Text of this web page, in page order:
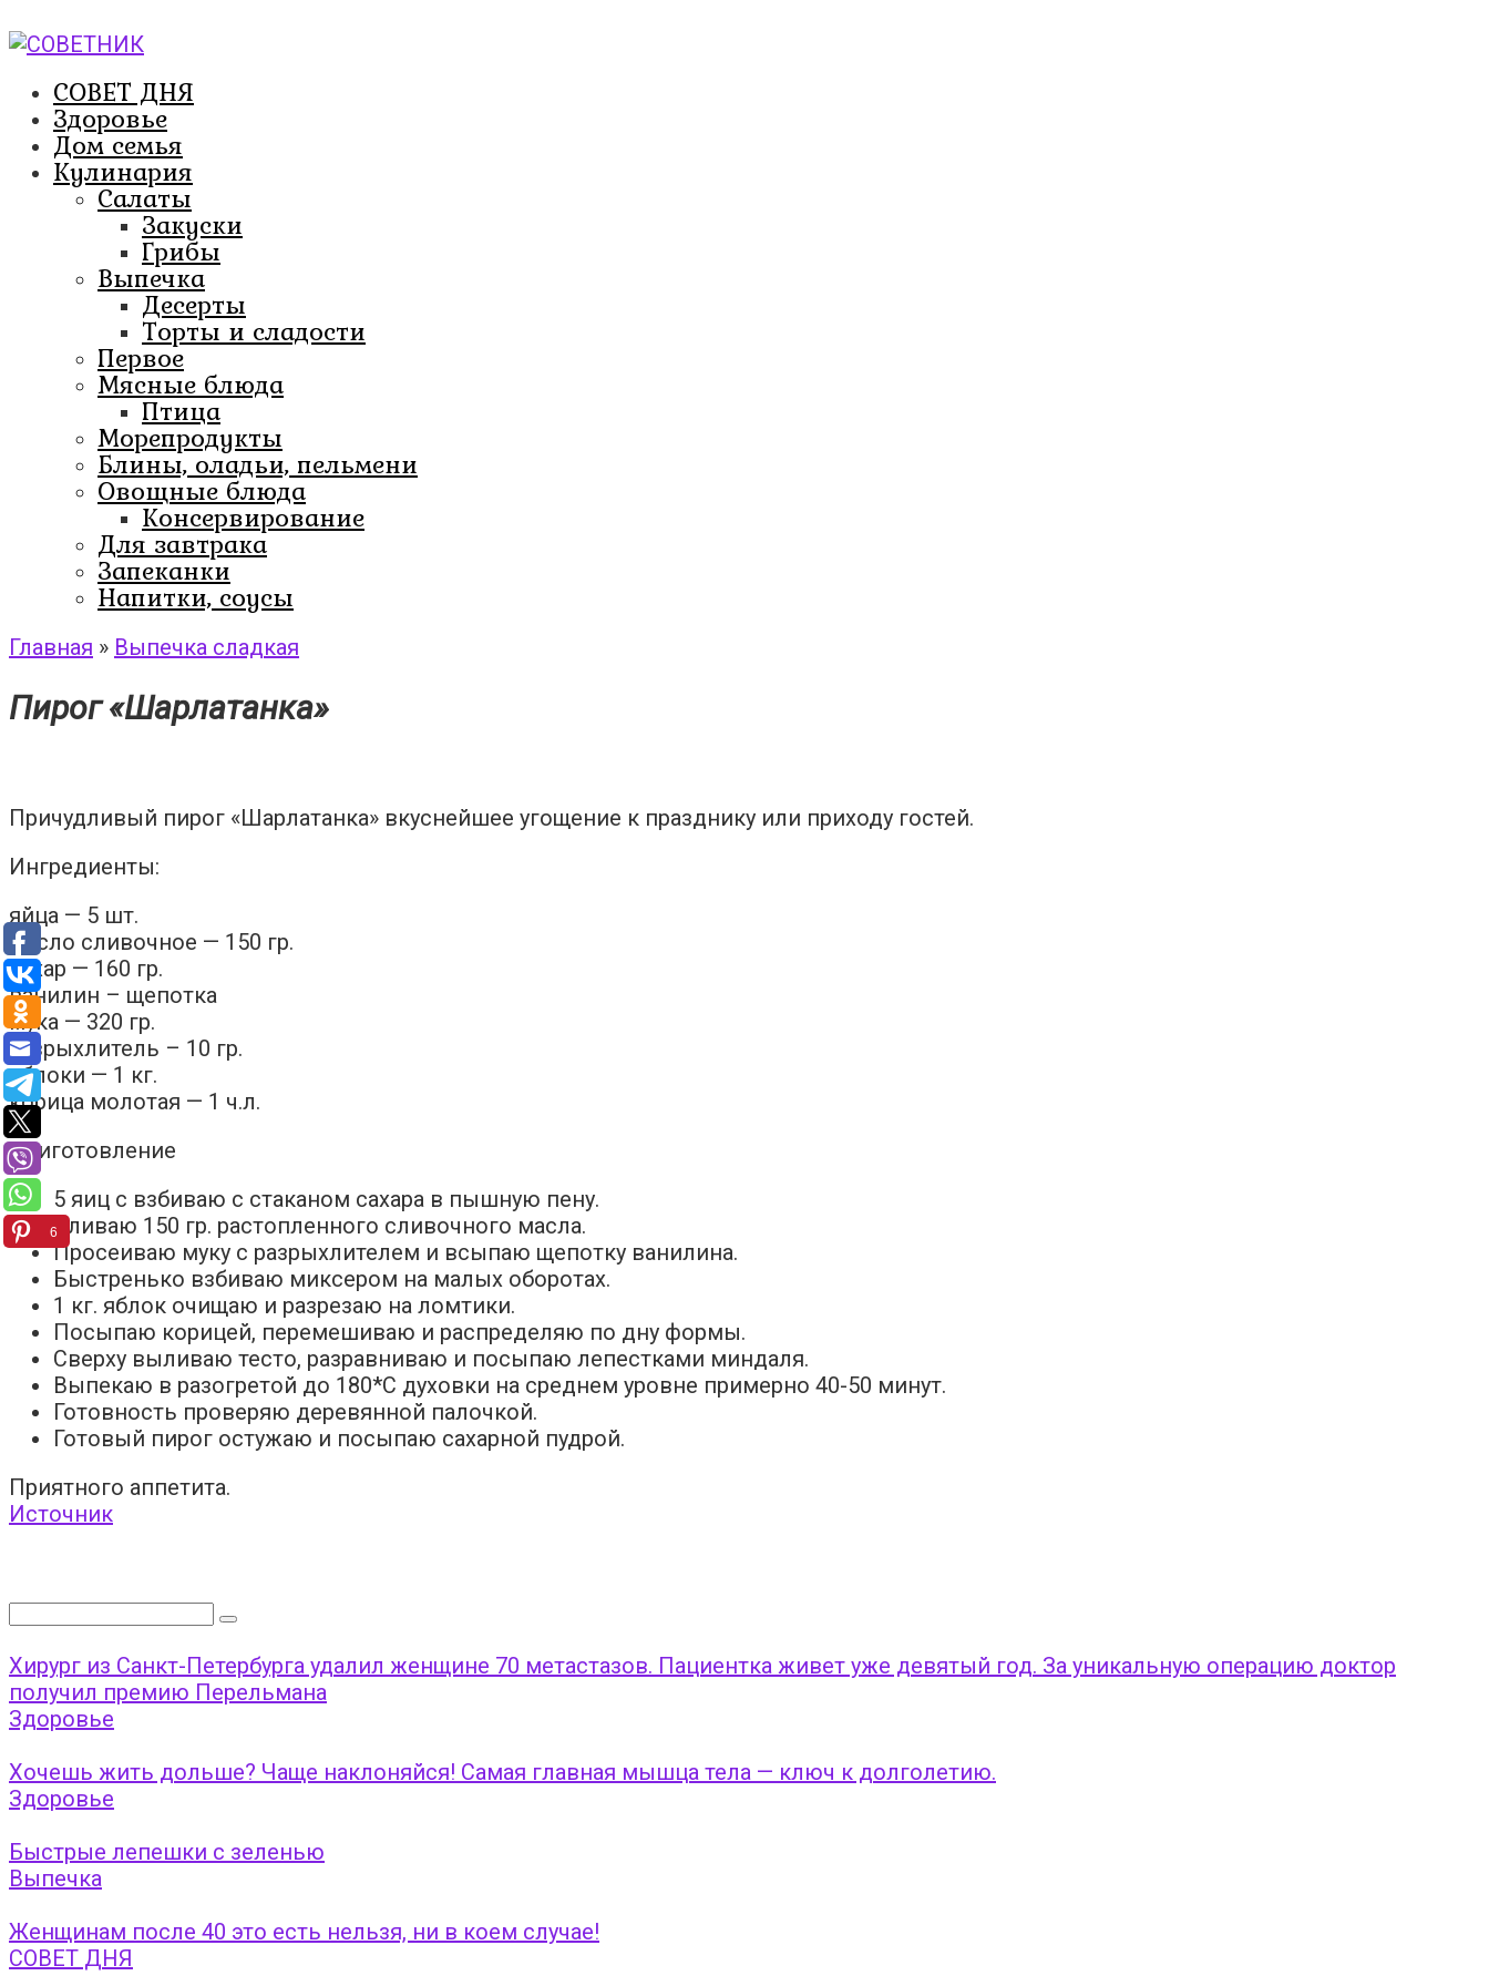
к
СОВЕТ ДНЯ
Здоровье
Дом семья
Кулинария
Салаты
Закуски
Грибы
Выпечка
Десерты
Торты и сладости
Первое
Мясные блюда
Птица
Морепродукты
Блины, оладьи, пельмени
Овощные блюда
Консервирование
Для завтрака
Запеканки
Напитки, соусы
Главная » Выпечка сладкая
Пирог «Шарлатанка»
Причудливый пирог «Шарлатанка» вкуснейшее угощение к празднику или приходу гостей.
Ингредиенты:
яйца — 5 шт.
масло сливочное — 150 гр.
сахар — 160 гр.
ванилин – щепотка
мука — 320 гр.
разрыхлитель – 10 гр.
яблоки — 1 кг.
корица молотая — 1 ч.л.
Приготовление
5 яиц с взбиваю с стаканом сахара в пышную пену.
Вливаю 150 гр. растопленного сливочного масла.
Просеиваю муку с разрыхлителем и всыпаю щепотку ванилина.
Быстренько взбиваю миксером на малых оборотах.
1 кг. яблок очищаю и разрезаю на ломтики.
Посыпаю корицей, перемешиваю и распределяю по дну формы.
Сверху выливаю тесто, разравниваю и посыпаю лепестками миндаля.
Выпекаю в разогретой до 180*С духовки на среднем уровне примерно 40-50 минут.
Готовность проверяю деревянной палочкой.
Готовый пирог остужаю и посыпаю сахарной пудрой.
Приятного аппетита.
Источник
Поиск:
Хирург из Санкт-Петербурга удалил женщине 70 метастазов. Пациентка живет уже девятый год. За уникальную операцию доктор
получил премию Перельмана
Здоровье
Хочешь жить дольше? Чаще наклоняйся! Самая главная мышца тела — ключ к долголетию.
Здоровье
Быстрые лепешки с зеленью
Выпечка
Женщинам после 40 это есть нельзя, ни в коем случае!
СОВЕТ ДНЯ
6